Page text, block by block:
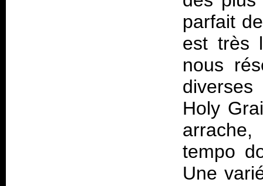
parfait
est très
nous
Holy
tempo
Une